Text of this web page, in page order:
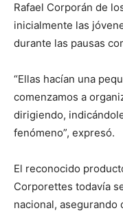
Rafael Corporán de
inicialmente las
durante las pausas
“Ellas hacían una
comenzamos a
dirigiendo,
fenómeno”, expresó.
El reconocido
Corporettes todavía
nacional, asegurando